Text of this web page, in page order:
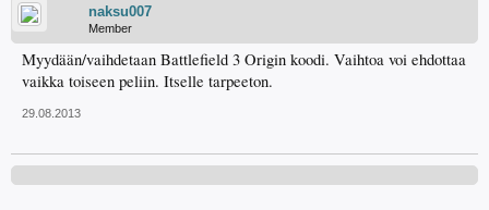
naksu007
Member
Myydään/vaihdetaan Battlefield 3 Origin koodi. Vaihtoa voi ehdottaa
vaikka toiseen peliin. Itselle tarpeeton.
29.08.2013